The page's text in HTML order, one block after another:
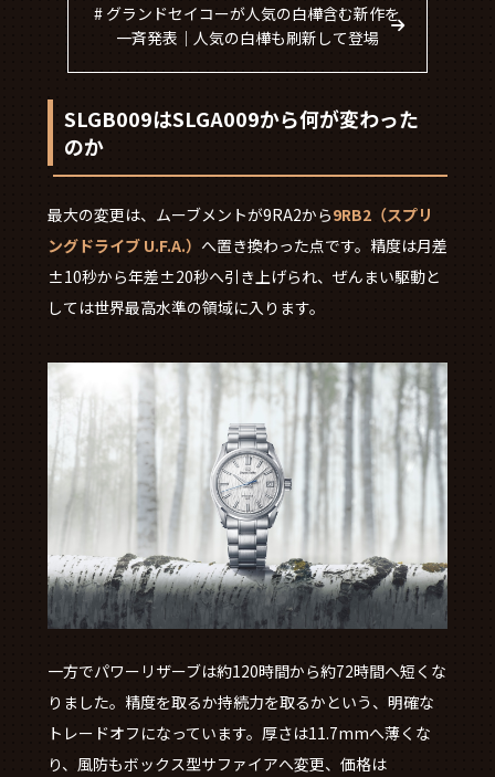
# グランドセイコーが人気の白樺含む新作を
一斉発表｜人気の白樺も刷新して登場
SLGB009はSLGA009から何が変わった
のか
最大の変更は、ムーブメントが9RA2から9RB2（スプリ
ングドライブ U.F.A.） へ置き換わった点です。精度は月差
±10秒から年差±20秒へ引き上げられ、ぜんまい駆動と
しては世界最高水準の領域に入ります。
一方でパワーリザーブは約120時間から約72時間へ短くな
りました。精度を取るか持続力を取るかという、明確な
トレードオフになっています。厚さは11.7mmへ薄くな
り、風防もボックス型サファイアへ変更、価格は